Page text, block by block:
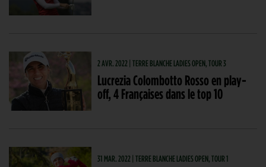
2 AVR. 2022 | TERRE BLANCHE LADIES OPEN, TOUR 3
Lucrezia Colombotto Rosso en play-
off, 4 Françaises dans le top 10
31 MAR. 2022 | TERRE BLANCHE LADIES OPEN, TOUR 1